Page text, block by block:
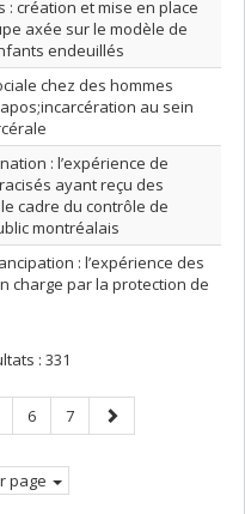
: création et mise en place
axée sur le modèle de
endeuillés
chez des hommes
au sein
: l’expérience de
ayant reçu des
cadre du contrôle de
montréalais
: l’expérience des
charge par la protection de
: 331
Page
6 Page
7
Page
suivante
page